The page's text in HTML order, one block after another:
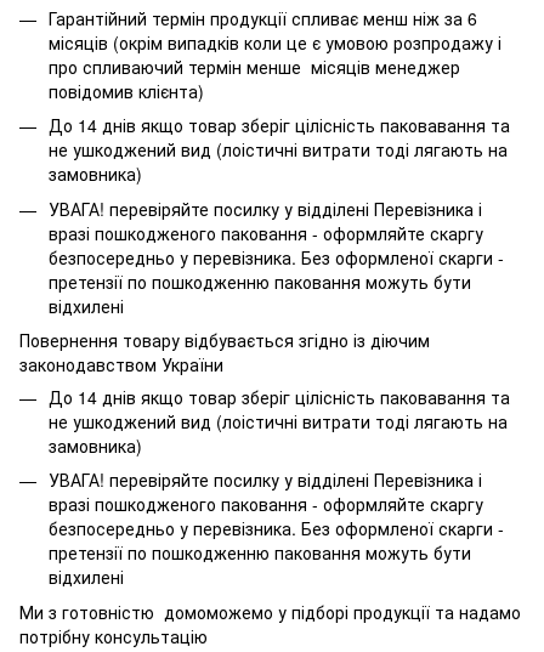
Гарантійний термін продукції спливає менш ніж за 6
місяців (окрім випадків коли це є умовою розпродажу і
про спливаючий термін менше місяців менеджер
повідомив клієнта)
До 14 днів якщо товар зберіг цілісність паковавання та
не ушкоджений вид (лоістичні витрати тоді лягають на
замовника)
УВАГА! перевіряйте посилку у відділені Перевізника і
вразі пошкодженого паковання - оформляйте скаргу
безпосередньо у перевізника. Без оформленої скарги -
претензії по пошкодженню паковання можуть бути
відхилені
Повернення товару відбувається згідно із діючим
законодавством України
До 14 днів якщо товар зберіг цілісність паковавання та
не ушкоджений вид (лоістичні витрати тоді лягають на
замовника)
УВАГА! перевіряйте посилку у відділені Перевізника і
вразі пошкодженого паковання - оформляйте скаргу
безпосередньо у перевізника. Без оформленої скарги -
претензії по пошкодженню паковання можуть бути
відхилені
Ми з готовністю домоможемо у підборі продукції та надамо
потрібну консультацію